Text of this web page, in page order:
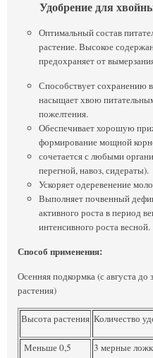
Удобрение для
Оптимальный состав
растение. Высокое
предохраняет от
Способствует сохранению
насыщает хвою
пожелтения.
Обеспечивает хорошую
формирование мощной
сочетается с любыми
перегной, навоз, сидераты).
Ускоряет одеревенение
Выполняет почвенный
активного роста в период
интенсивного роста весной.
Способ применения:
Осенняя подкормка (с августа
растения)
Высота растения Количество
Меньше 0,5 3 мерные